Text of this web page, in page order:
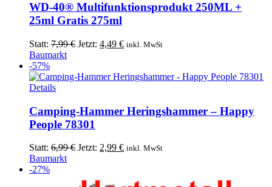
WD-40® Multifunktionsprodukt 250ML +
25ml Gratis 275ml
Statt: 7,99€ Ursprünglicher
7,99 €
Jetzt: 4,49 €Aktueller
4,49 €.
inkl. MwSt
Baumarkt
-57%
Details
Camping-Hammer Heringshammer – Happy
People 78301
Statt: 6,99€ Ursprünglicher
6,99 €
Jetzt: 2,99 €Aktueller
2,99 €.
inkl. MwSt
Baumarkt
-27%